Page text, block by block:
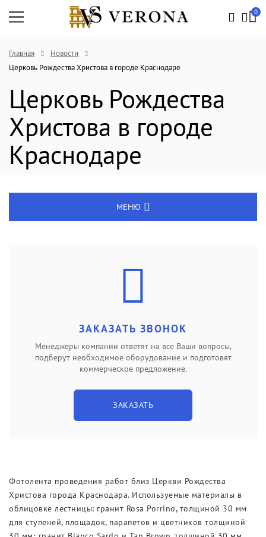
0
Главная
Новости
Церковь Рождества Христова в городе Краснодаре
Церковь Рождества
Христова в городе
Краснодаре
МЕНЮ
ЗАКАЗАТЬ ЗВОНОК
Менеджеры компании ответят на все Ваши вопросы,
подберут необходимое оборудование и подготовят
коммерческое предложение.
ЗАКАЗАТЬ
Фотолента проведения работ близ Церкви Рождества
Христова города Краснодара. Используемые материалы в
облицовке лестницы: гранит Rosa Porrino, толщиной 30 мм
для ступеней, площадок, парапетов и цветников толщиной